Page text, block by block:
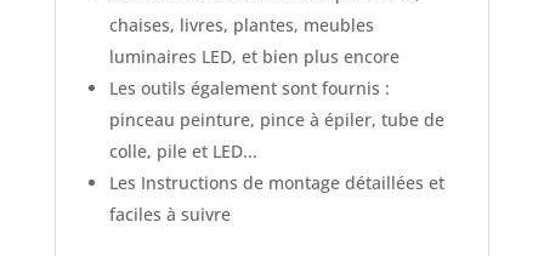
chaises, livres, plantes, meubles
luminaires LED, et bien plus encore
Les outils également sont fournis :
pinceau peinture, pince à épiler, tube de
colle, pile et LED...
Les Instructions de montage détaillées et
faciles à suivre